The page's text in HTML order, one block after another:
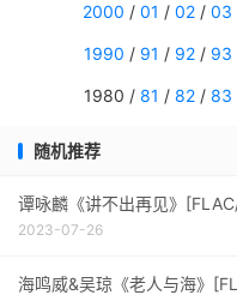
2000 / 01 / 02 / 03
1990 / 91 / 92/ 93
1980 / 81 / 82/ 83
随机推荐
谭咏麟《讲不出再见》
2023-07-26
海鸣威&吴琼《老人与海》